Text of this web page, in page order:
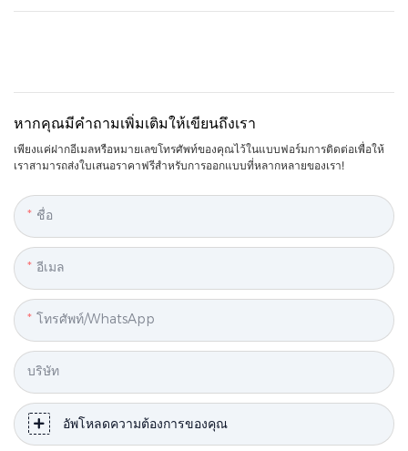
หากคุณมีคำถามเพิ่มเติมให้เขียนถึงเรา
เพียงแค่ฝากอีเมลหรือหมายเลขโทรศัพท์ของคุณไว้ในแบบฟอร์มการติดต่อเพื่อให้
เราสามารถส่งใบเสนอราคาฟรีสำหรับการออกแบบที่หลากหลายของเรา!
ชื่อ
อีเมล
โทรศัพท์/WhatsApp
บริษัท
อัพโหลดความต้องการของคุณ